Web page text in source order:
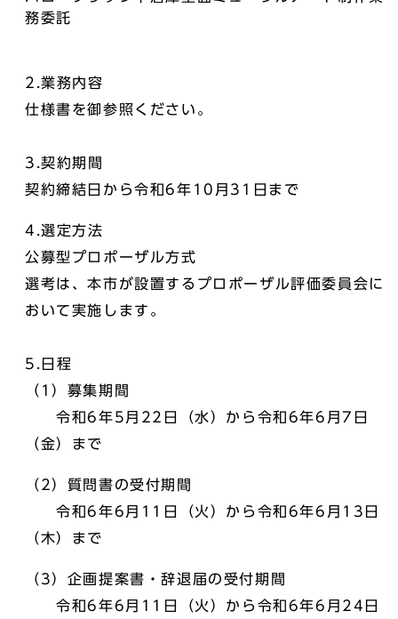
務委託
2.業務内容
仕様書を御参照ください。
3.契約期間
契約締結日から令和6年10月31日まで
4.選定方法
公募型プロポーザル方式
選考は、本市が設置するプロポーザル評価委員会に
おいて実施します。
5.日程
（1）募集期間
令和6年5月22日（水）から令和6年6月7日
（金）まで
（2）質問書の受付期間
令和6年6月11日（火）から令和6年6月13日
（木）まで
（3）企画提案書・辞退届の受付期間
令和6年6月11日（火）から令和6年6月24日